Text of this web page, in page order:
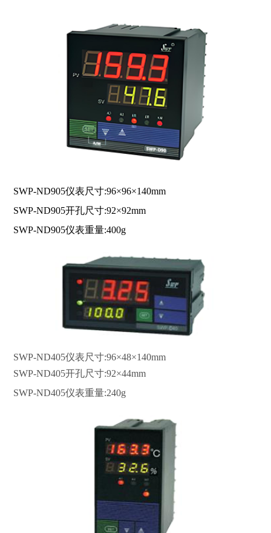
SWP-ND905仪表尺寸:96×96×140mm
SWP-ND905开孔尺寸:92×92mm
SWP-ND905仪表重量:400g
SWP-ND405仪表尺寸:96×48×140mm
SWP-ND405开孔尺寸:92×44mm
SWP-ND405仪表重量:240g